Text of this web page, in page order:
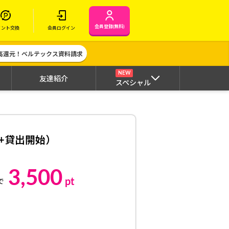
ント交換 会員ログイン 会員登録(無料)
還元！ベルテックス資料請求
友達紹介
NEW
スペシャル
出開始）
3,500 pt